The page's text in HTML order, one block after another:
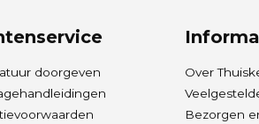
doorgeven
Over
Bezorgen